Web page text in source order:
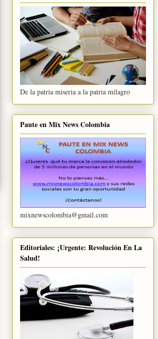
De la patria miseria a la patria milagro
Paute en Mix News Colombia
mixnewscolombia@gmail.com
Editoriales: ¡Urgente: Revolución En La
Salud!